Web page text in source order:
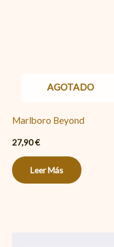
AGOTADO
Marlboro Beyond
27,90€
Leer Más